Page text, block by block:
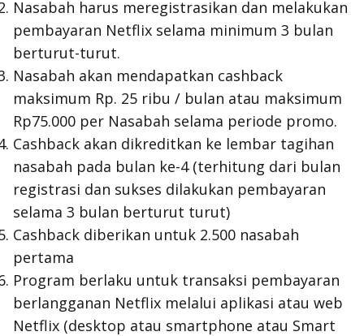
Nasabah harus meregistrasikan dan melakukan
pembayaran Netflix selama minimum 3 bulan
berturut-turut.
Nasabah akan mendapatkan cashback
maksimum Rp. 25 ribu / bulan atau maksimum
Rp75.000 per Nasabah selama periode promo.
Cashback akan dikreditkan ke lembar tagihan
nasabah pada bulan ke-4 (terhitung dari bulan
registrasi dan sukses dilakukan pembayaran
selama 3 bulan berturut turut)
Cashback diberikan untuk 2.500 nasabah
pertama
Program berlaku untuk transaksi pembayaran
berlangganan Netflix melalui aplikasi atau web
Netflix (desktop atau smartphone atau Smart